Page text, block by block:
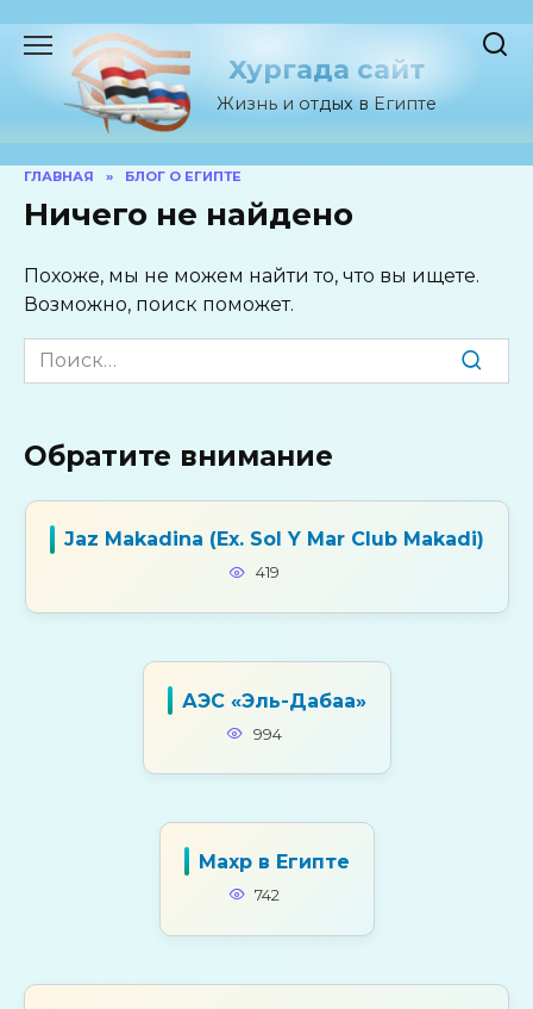
содержанию
Хургада сайт
Жизнь и отдых в Египте
ГЛАВНАЯ » БЛОГ О ЕГИПТЕ
Ничего не найдено
Похоже, мы не можем найти то, что вы ищете.
Возможно, поиск поможет.
Search
for:
Обратите внимание
Jaz Makadina (Ex. Sol Y Mar Club Makadi)
419
АЭС «Эль-Дабаа»
994
Махр в Египте
742